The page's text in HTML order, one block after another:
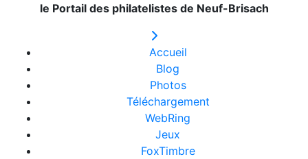
le Portail des philatelistes de Neuf-Brisach
Accueil
Blog
Photos
Téléchargement
WebRing
Jeux
FoxTimbre